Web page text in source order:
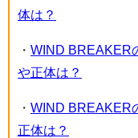
体は？
・ WIND BREAKER
や正体は？
・ WIND BREAKER
正体は？